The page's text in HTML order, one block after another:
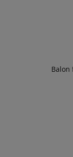
Balon